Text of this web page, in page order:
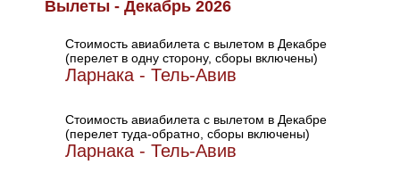
Вылеты - Декабрь 2026
Стоимость авиабилета с вылетом в Декабре
(перелет в одну сторону, сборы включены)
Ларнака - Тель-Авив
Стоимость авиабилета с вылетом в Декабре
(перелет туда-обратно, сборы включены)
Ларнака - Тель-Авив